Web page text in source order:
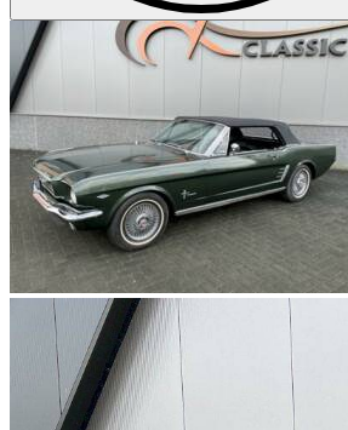
Ford Mustang I Serie 4
Ford Mustang I Serie 4 | C-Code
Ford Mustang I Serie 4 | F-Code
Ford Mustang I Serie 4 | L-Code
Ford Mustang I Serie 4 | M-Code
Ford Mustang I Serie 4 | Q-Code
Ford Mustang I Serie 4 | R-Code
Ford Mustang II
Ford Mustang III
Ford Mustang IIII
Ford Mustang IV
Ford Mustang V
Ford Mustang VI
Ford Mustang VII
Ford Modelle